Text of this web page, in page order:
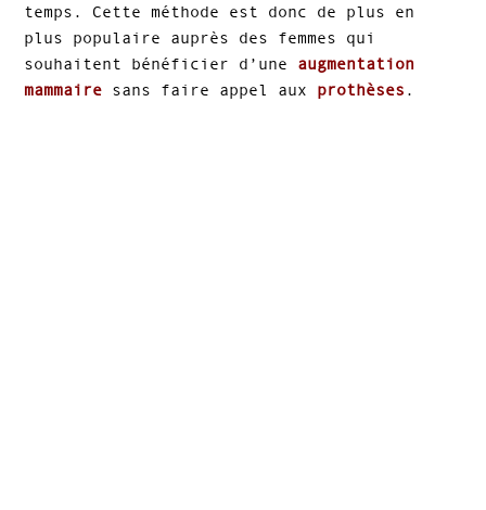
temps. Cette méthode est donc de plus en
plus populaire auprès des femmes qui
souhaitent bénéficier d’une augmentation
mammaire sans faire appel aux prothèses .